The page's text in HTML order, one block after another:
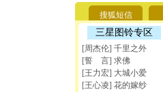
搜狐短信
三星图铃专区
[周杰伦] 千里之外
[誓 言] 求佛
[王力宏] 大城小爱
[王心凌] 花的嫁纱